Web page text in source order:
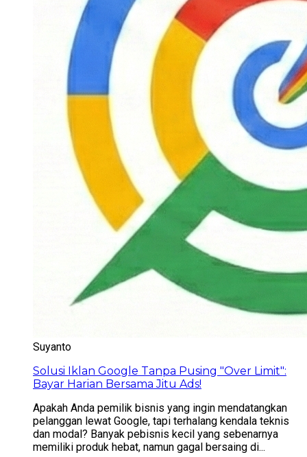
Suyanto
Solusi Iklan Google Tanpa Pusing "Over Limit":
Bayar Harian Bersama Jitu Ads!
Apakah Anda pemilik bisnis yang ingin mendatangkan
pelanggan lewat Google, tapi terhalang kendala teknis
dan modal? Banyak pebisnis kecil yang sebenarnya
memiliki produk hebat, namun gagal bersaing di...